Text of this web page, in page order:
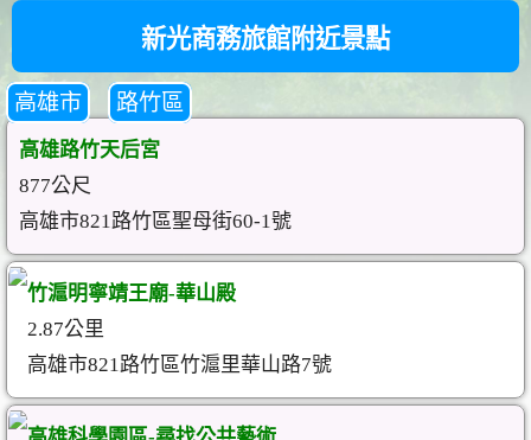
新光商務旅館附近景點
高雄市 路竹區
高雄路竹天后宮
877公尺
高雄市821路竹區聖母街60-1號
竹滬明寧靖王廟-華山殿
2.87公里
高雄市821路竹區竹滬里華山路7號